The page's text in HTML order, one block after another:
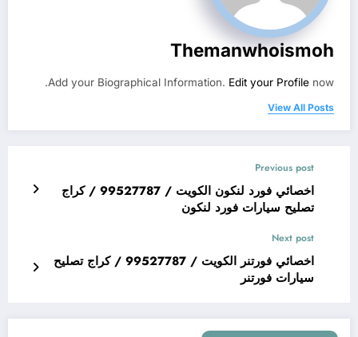
Themanwhoismoh
Add your Biographical Information. Edit your Profile now.
View All Posts
Previous post
اخصائي فورد لنكون الكويت / 99527787 / كراج
تصليح سيارات فورد لنكون
Next post
اخصائي فورتنر الكويت / 99527787 / كراج تصليح
سيارات فورتنر